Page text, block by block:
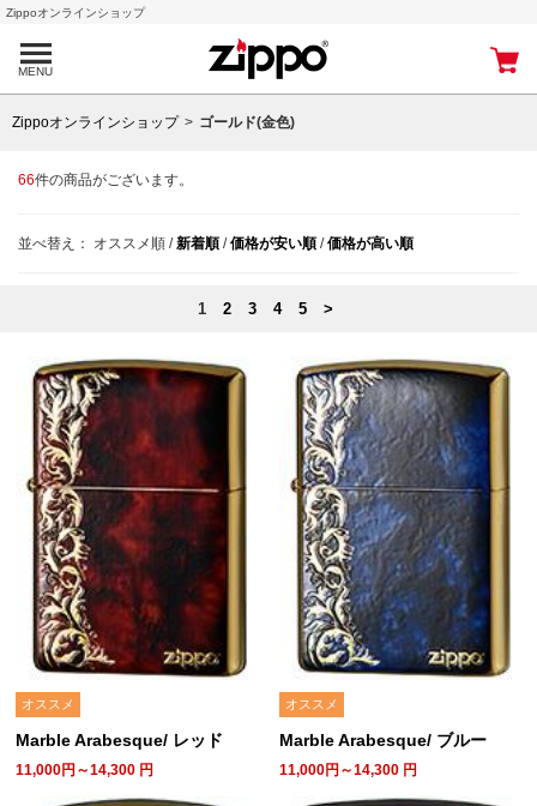
Zippoオンラインショップ
MENU
Zippoオンラインショップ ゴールド(金色)
66件の商品がございます。
並べ替え： オススメ順 /新着順 /価格が安い順 /価格が高い順
1 2 3 4 5 >
オススメ
Marble Arabesque/ レッド
11,000円～14,300 円
オススメ
Marble Arabesque/ ブルー
11,000円～14,300 円